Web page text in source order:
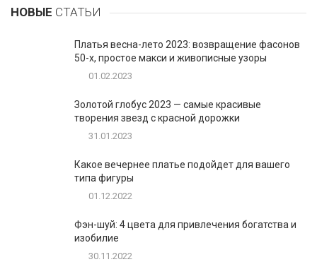
НОВЫЕ СТАТЬИ
Платья весна-лето 2023: возвращение фасонов
50-х, простое макси и живописные узоры
01.02.2023
Золотой глобус 2023 — самые красивые
творения звезд с красной дорожки
31.01.2023
Какое вечернее платье подойдет для вашего
типа фигуры
01.12.2022
Фэн-шуй: 4 цвета для привлечения богатства и
изобилие
30.11.2022